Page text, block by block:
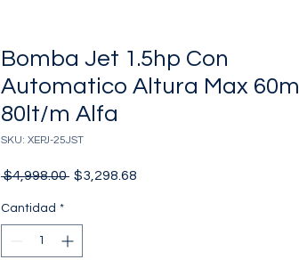
Bomba Jet 1.5hp Con
Automatico Altura Max 60m
80lt/m Alfa
SKU: XEPJ-25JST
$4,998.00 Precio
$3,298.68
Cantidad *